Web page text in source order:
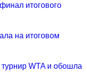
итогового
на итоговом
WTA и обошла